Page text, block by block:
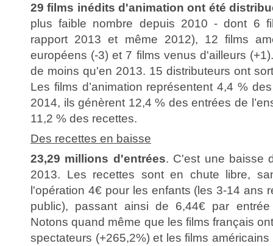
29 films inédits d'animation ont été
plus faible nombre depuis 2010 - dont 6
rapport 2013 et même 2012), 12 films
européens (-3) et 7 films venus d'ailleurs
de moins qu'en 2013. 15 distributeurs ont
Les films d’animation représentent 4,4 %
2014, ils génèrent 12,4 % des entrées de
11,2 % des recettes.
Des recettes en baisse
23,29 millions d'entrées. C'est une baisse
2013. Les recettes sont en chute libre,
l'opération 4€ pour les enfants (les 3-14 ans
public), passant ainsi de 6,44€ par
Notons quand même que les films français
spectateurs (+265,2%) et les films